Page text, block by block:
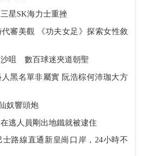
星SK海力士重挫
足》探索女性敘
沙咀 數百球迷夾道朝聖
屬實 阮浩棕何沛珈大方
奴響頭炮
逃人員剛出地鐵就被逮住
士路線直通新皇崗口岸，24小時不